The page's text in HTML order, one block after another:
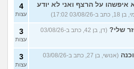
איפשהו על הרצף ואני לא יודע
03/08/26 17:02)
4
עצות
שלי?
(דן, בן 42, כתב ב-03/08/26
3
עצות
(אנושי, בן 27, כתב ב-03/08/26
3
עצות